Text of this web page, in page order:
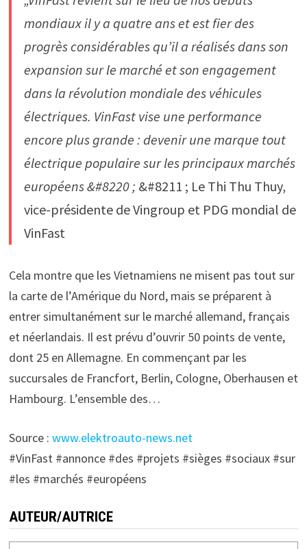
mondiaux il y a quatre ans et est fier des
progrès considérables qu’il a réalisés dans son
expansion sur le marché et son engagement
dans la révolution mondiale des véhicules
électriques. VinFast vise une performance
encore plus grande : devenir une marque tout
électrique populaire sur les principaux marchés
européens &#8220 ; &#8211 ; Le Thi Thu Thuy,
vice-présidente de Vingroup et PDG mondial de
VinFast
Cela montre que les Vietnamiens ne misent pas tout sur
la carte de l’Amérique du Nord, mais se préparent à
entrer simultanément sur le marché allemand, français
et néerlandais. Il est prévu d’ouvrir 50 points de vente,
dont 25 en Allemagne. En commençant par les
succursales de Francfort, Berlin, Cologne, Oberhausen et
Hambourg. L’ensemble des…
Source : www.elektroauto-news.net
#VinFast #annonce #des #projets #sièges #sociaux #sur
#les #marchés #européens
AUTEUR/AUTRICE